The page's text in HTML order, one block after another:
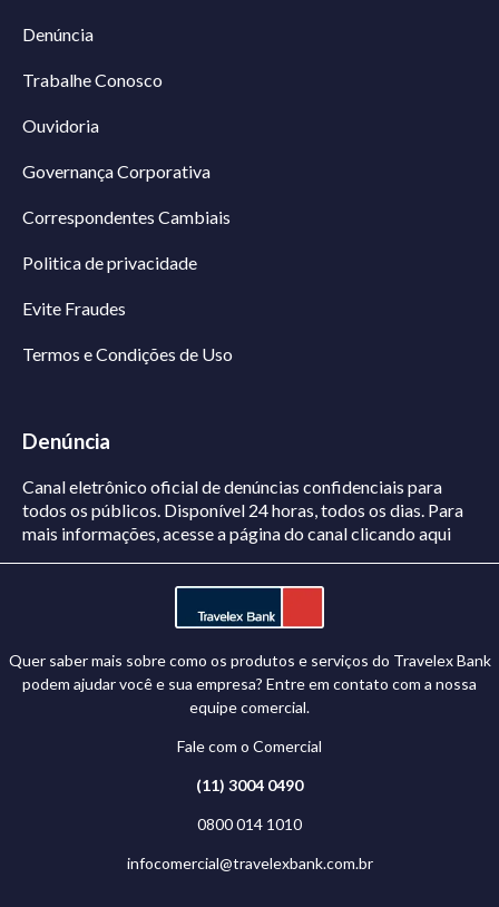
Denúncia
Trabalhe Conosco
Ouvidoria
Governança Corporativa
Correspondentes Cambiais
Politica de privacidade
Evite Fraudes
Termos e Condições de Uso
Denúncia
Canal eletrônico oficial de denúncias confidenciais para
todos os públicos. Disponível 24 horas, todos os dias. Para
mais informações, acesse a página do canalclicando aqui
Quer saber mais sobre como os produtos e serviços do Travelex Bank
podem ajudar você e sua empresa? Entre em contato com a nossa
equipe comercial.
Fale com o Comercial
(11) 3004 0490
0800 014 1010
infocomercial@travelexbank.com.br